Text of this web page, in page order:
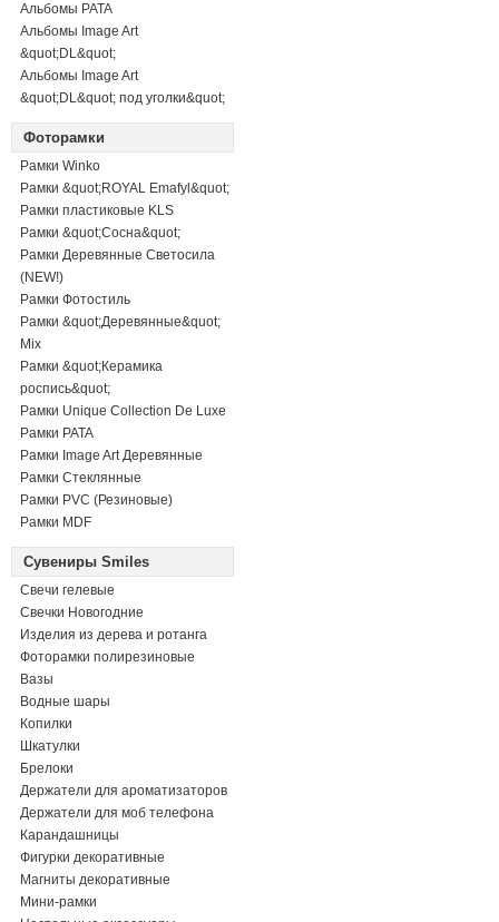
Альбомы PATA
Альбомы Image Art
&quot;DL&quot;
Альбомы Image Art
&quot;DL&quot; под уголки&quot;
Фоторамки
Рамки Winko
Рамки &quot;ROYAL Emafyl&quot;
Рамки пластиковые KLS
Рамки &quot;Сосна&quot;
Рамки Деревянные Светосила
(NEW!)
Рамки Фотостиль
Рамки &quot;Деревянные&quot;
Mix
Рамки &quot;Керамика
роспись&quot;
Рамки Unique Collection De Luxe
Рамки PATA
Рамки Image Art Деревянные
Рамки Стеклянные
Рамки PVC (Резиновые)
Рамки MDF
Сувениры Smiles
Свечи гелевые
Свечки Новогодние
Изделия из дерева и ротанга
Фоторамки полирезиновые
Вазы
Водные шары
Копилки
Шкатулки
Брелоки
Держатели для ароматизаторов
Держатели для моб телефона
Карандашницы
Фигурки декоративные
Магниты декоративные
Мини-рамки